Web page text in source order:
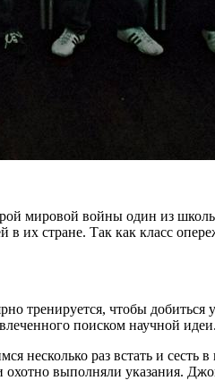
мировой войны один из
в их стране. Так как класс
тренируется, чтобы добиться
поиском научной идеи.
несколько раз встать и сесть
выполняли указания.